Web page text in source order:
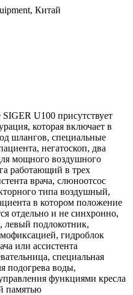
Китай
U100 присутствует
которая включает в
шлангов, специальные
негатоскоп, два
мощного воздушного
работающий в трех
врача, слюноотсос
типа воздушный,
в котором положение
отдельно и не синхронно,
левый подлокотник,
гидроблок
или ассистента
специальная
подогрева воды,
функциями кресла
памятью